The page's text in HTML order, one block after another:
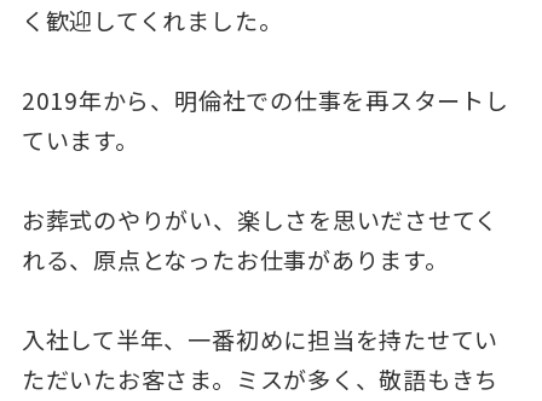
く歓迎してくれました。
2019年から、明倫社での仕事を再スタートし
ています。
お葬式のやりがい、楽しさを思いださせてく
れる、原点となったお仕事があります。
入社して半年、一番初めに担当を持たせてい
ただいたお客さま。ミスが多く、敬語もきち